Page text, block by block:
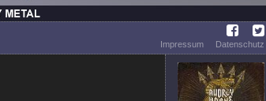
Impressum
Datenschutz